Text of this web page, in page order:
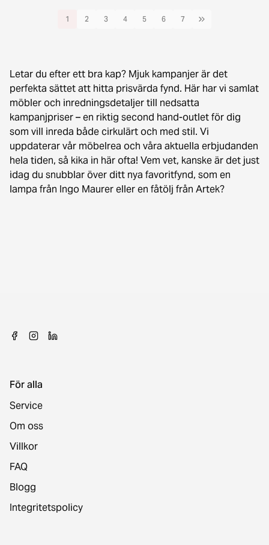
1 2 3 4 5 6 7
Letar du efter ett bra kap? Mjuk kampanjer är det
perfekta sättet att hitta prisvärda fynd. Här har vi samlat
möbler och inredningsdetaljer till nedsatta
kampanjpriser – en riktig second hand-outlet för dig
som vill inreda både cirkulärt och med stil. Vi
uppdaterar vår möbelrea och våra aktuella erbjudanden
hela tiden, så kika in här ofta! Vem vet, kanske är det just
idag du snubblar över ditt nya favoritfynd, som en
lampa från Ingo Maurer eller en fåtölj från Artek?
För alla
Service
Om oss
Villkor
FAQ
Blogg
Integritetspolicy